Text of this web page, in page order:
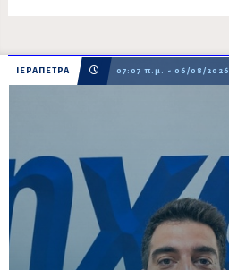
ΙΕΡΑΠΕΤΡΑ 07:07 π.μ. - 06/08/2026